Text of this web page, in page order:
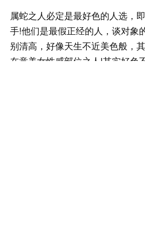
属蛇之人必定是最好色的人选，
手!他们是最假正经的人，谈对象
别清高，好像天生不近美色般，
在意美女性感部位之人!其实好色